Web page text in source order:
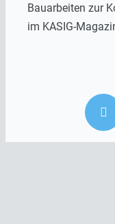
Bauarbeiten zur
im KASIG-